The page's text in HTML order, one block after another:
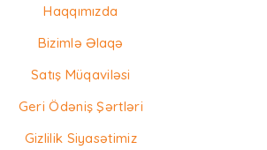
Haqqımızda
Bizimlə Əlaqə
Satış Müqaviləsi
Geri Ödəniş Şərtləri
Gizlilik Siyasətimiz